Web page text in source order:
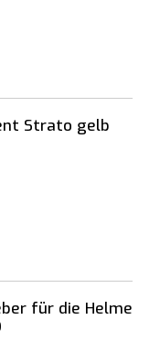
Strato gelb
für die Helme